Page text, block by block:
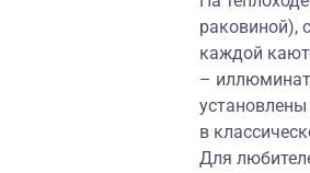
раковиной),
каждой
–
в
Для